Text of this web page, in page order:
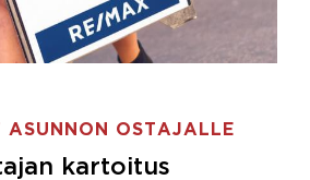
ASUNNON OSTAJALLE
kartoitus